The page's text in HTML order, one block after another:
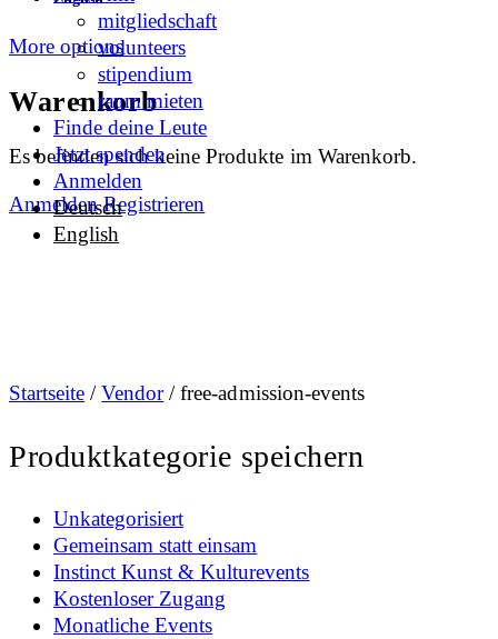
More options
Warenkorb
Es befinden sich keine Produkte im Warenkorb.
Anmelden Registrieren
mitgliedschaft
volunteers
stipendium
raum mieten
Finde deine Leute
Jetzt spenden
Anmelden
Deutsch
English
Startseite /Vendor/ free-admission-events
Produktkategorie speichern
Unkategorisiert
Gemeinsam statt einsam
Instinct Kunst & Kulturevents
Kostenloser Zugang
Monatliche Events